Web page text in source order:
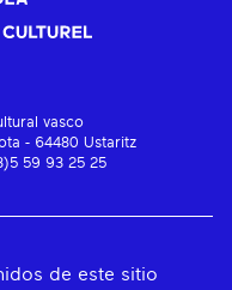
vasco
- 64480 Ustaritz
59 93 25 25
de este sitio